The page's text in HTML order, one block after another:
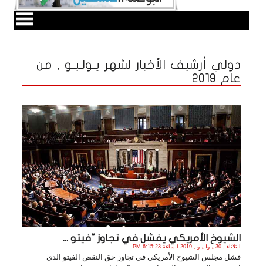
دولي أرشيف الأخبار لشهر يـولـيـو , من
عام 2019
الشيوخ الأمريكي يفشل في تجاوز "فيتو ...
الثلاثاء , 30 يـولـيـو , 2019 الساعة 6:15:23 PM
فشل مجلس الشيوخ الأمريكي في تجاوز حق النقض الفيتو الذي